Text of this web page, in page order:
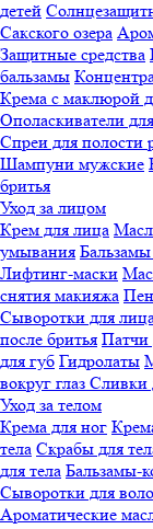
детей
Cакского озера
Защитные средства
бальзамы
Крема с маклюрой
Ополаскиватели
Спреи для полости
Шампуни мужские
бритья
Уход за лицом
Крем для лица
умывания
Лифтинг-маски
снятия макияжа
Сыворотки для
после бритья Патчи
для губ Гидролаты
вокруг глаз Сливки
Уход за телом
Крема для ног
тела Скрабы для
для тела Бальзамы-
Сыворотки для
Ароматические